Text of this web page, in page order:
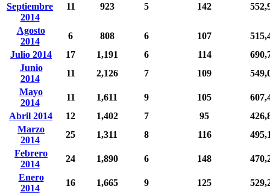
Septiembre
2014
11 923 5 142
Agosto
2014
6 808 6 107
Julio 2014
17 1,191 6 114
Junio
2014
11 2,126 7 109
Mayo
2014
11 1,611 9 105
Abril 2014
12 1,402 7 95
Marzo
2014
25 1,311 8 116
Febrero
2014
24 1,890 6 148
Enero
2014
16 1,665 9 125